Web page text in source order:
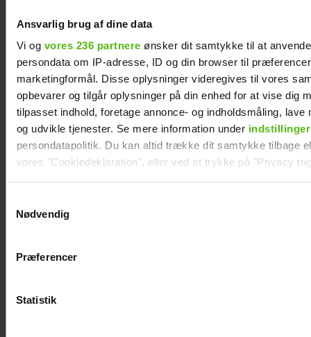
Ansvarlig brug af dine data
Vi og vores 236 partnere ønsker dit samtykke til at
persondata om IP-adresse, ID og din browser til
marketingformål. Disse oplysninger videregives til vores
opbevarer og tilgår oplysninger på din enhed for at vise dig
tilpasset indhold, foretage annonce- og indholdsmåling, lave
og udvikle tjenester. Se mere information under indstillinger
persondatapolitik. Du kan altid trække dit samtykke tilbage
vores "Cookiedeklaration", eller ved at trykke på "Privacy
Vi anvender egne cookies og cookies fra tredjeparter til at
generere statistik og huske dine præferencer samt til brug
Nødvendig
Præferencer
Statistik
Afsløret på video: Melvin Kakooza vækker
opsigt i nyt job